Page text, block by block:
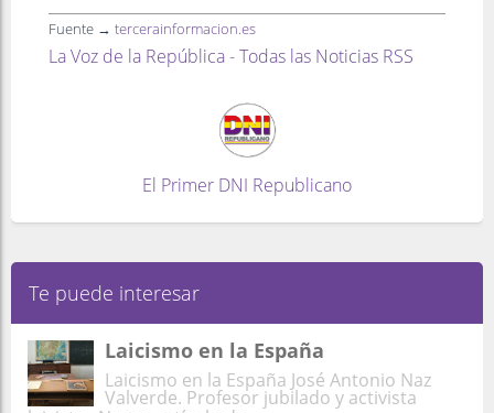
Fuente → tercerainformacion.es
La Voz de la República - Todas las Noticias RSS
El Primer DNI Republicano
Te puede interesar
Laicismo en la España
Laicismo en la España José Antonio Naz
Valverde. Profesor jubilado y activista